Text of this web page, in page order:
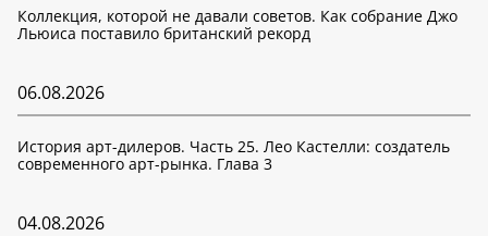
Коллекция, которой не давали советов. Как собрание Джо
Льюиса поставило британский рекорд
06.08.2026
История арт-дилеров. Часть 25. Лео Кастелли: создатель
современного арт-рынка. Глава 3
04.08.2026